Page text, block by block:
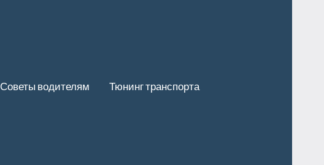
Советы водителям Тюнинг транспорта